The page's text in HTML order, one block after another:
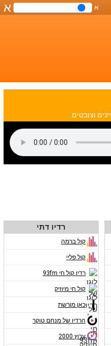
שליטה
א א
וצובטים.
רדיו דתי
קול ברמה
קול פליי
רדיו קול חי 93fm
קול חי מיוזיק
כאן מורשת
הרדיו של מנחם טוקר
ערוץ 2000